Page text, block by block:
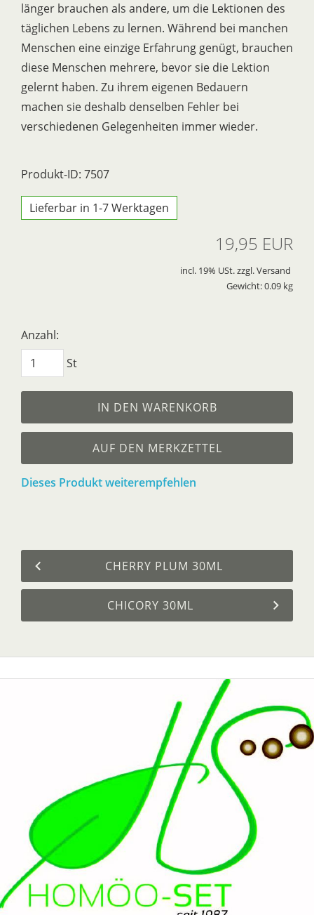
länger brauchen als andere, um die Lektionen des
täglichen Lebens zu lernen. Während bei manchen
Menschen eine einzige Erfahrung genügt, brauchen
diese Menschen mehrere, bevor sie die Lektion
gelernt haben. Zu ihrem eigenen Bedauern
machen sie deshalb denselben Fehler bei
verschiedenen Gelegenheiten immer wieder.
Produkt-ID: 7507
Lieferbar in 1-7 Werktagen
19,95 EUR
incl. 19% USt. zzgl. Versand
Gewicht: 0.09 kg
Anzahl:
St
IN DEN WARENKORB
AUF DEN MERKZETTEL
Dieses Produkt weiterempfehlen
CHERRY PLUM 30ML
CHICORY 30ML